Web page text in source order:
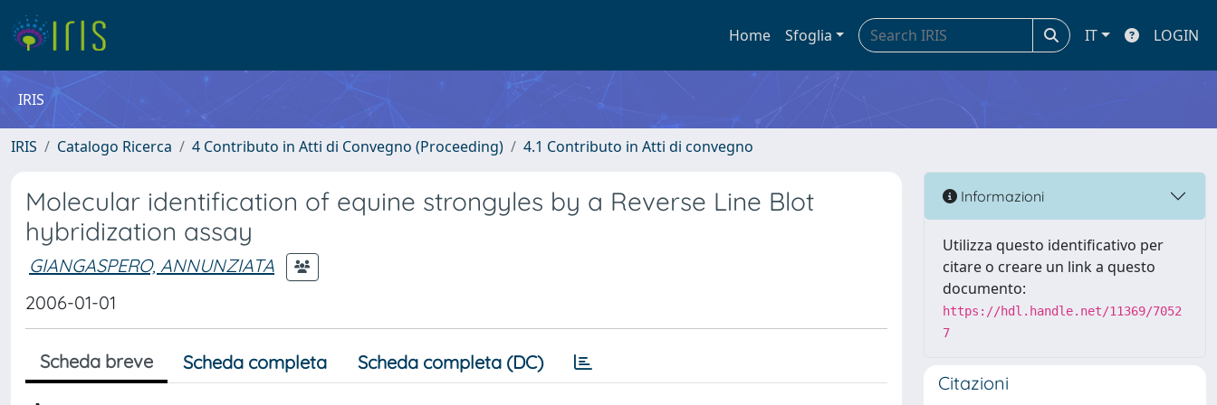
Home Sfoglia IT LOGIN
IRIS
IRIS Catalogo Ricerca 4 Contributo in Atti di Convegno (Proceeding) 4.1 Contributo in Atti di convegno
Molecular identification of equine strongyles by a Reverse Line Blot
hybridization assay
GIANGASPERO, ANNUNZIATA
2006-01-01
Scheda breve Scheda completa Scheda completa (DC)
Informazioni
Utilizza questo identificativo per
citare o creare un link a questo
documento:
https://hdl.handle.net/11369/7052
7
Citazioni